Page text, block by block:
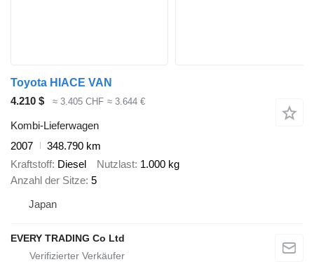
Toyota HIACE VAN
4.210 $
≈ 3.405 CHF ≈ 3.644 €
Kombi-Lieferwagen
2007
348.790 km
Kraftstoff Diesel Nutzlast 1.000 kg
Anzahl der Sitze 5
Japan
EVERY TRADING Co Ltd